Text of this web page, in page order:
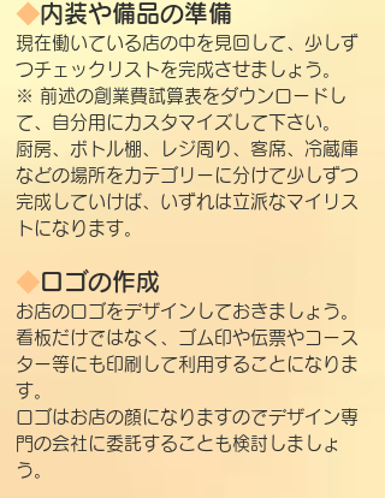
◆内装や備品の準備
現在働いている店の中を見回して、少しず
つチェックリストを完成させましょう。
※ 前述の創業費試算表をダウンロードし
て、自分用にカスタマイズして下さい。
厨房、ボトル棚、レジ周り、客席、冷蔵庫
などの場所をカテゴリーに分けて少しずつ
完成していけば、いずれは立派なマイリス
トになります。
◆ロゴの作成
お店のロゴをデザインしておきましょう。
看板だけではなく、ゴム印や伝票やコース
ター等にも印刷して利用することになりま
す。
ロゴはお店の顔になりますのでデザイン専
門の会社に委託することも検討しましょ
う。